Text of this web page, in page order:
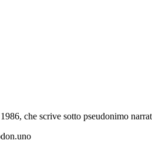
che scrive sotto pseudonimo